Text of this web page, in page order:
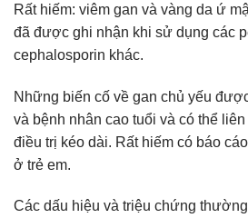
Rất hiếm: viêm gan và vàng da ứ
đã được ghi nhận khi sử dụng các
cephalosporin khác.
Những biến cố về gan chủ yếu
và bệnh nhân cao tuổi và có thể
điều trị kéo dài. Rất hiếm có báo
ở trẻ em.
Các dấu hiệu và triệu chứng